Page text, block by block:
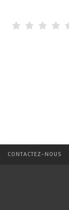
CONTACTEZ-NOUS